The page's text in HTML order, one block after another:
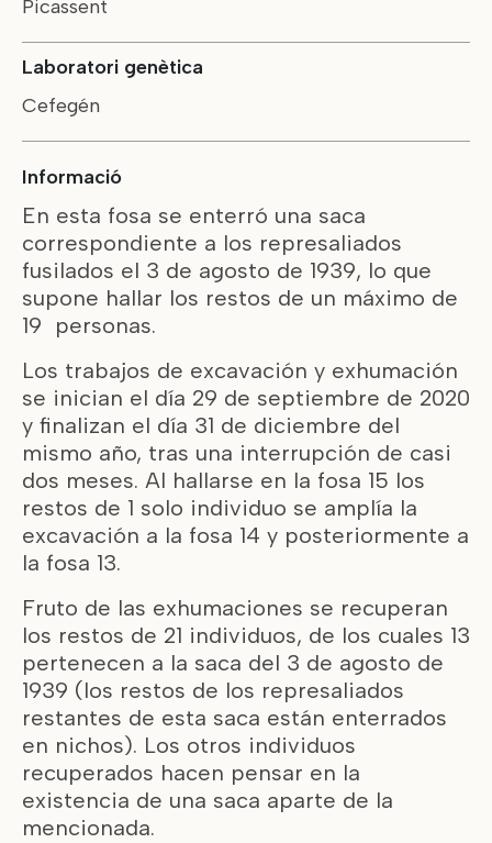
Picassent
Laboratori genètica
Cefegén
Informació
En esta fosa se enterró una saca
correspondiente a los represaliados
fusilados el 3 de agosto de 1939, lo que
supone hallar los restos de un máximo de
19 personas.
Los trabajos de excavación y exhumación
se inician el día 29 de septiembre de 2020
y finalizan el día 31 de diciembre del
mismo año, tras una interrupción de casi
dos meses. Al hallarse en la fosa 15 los
restos de 1 solo individuo se amplía la
excavación a la fosa 14 y posteriormente a
la fosa 13.
Fruto de las exhumaciones se recuperan
los restos de 21 individuos, de los cuales 13
pertenecen a la saca del 3 de agosto de
1939 (los restos de los represaliados
restantes de esta saca están enterrados
en nichos). Los otros individuos
recuperados hacen pensar en la
existencia de una saca aparte de la
mencionada.